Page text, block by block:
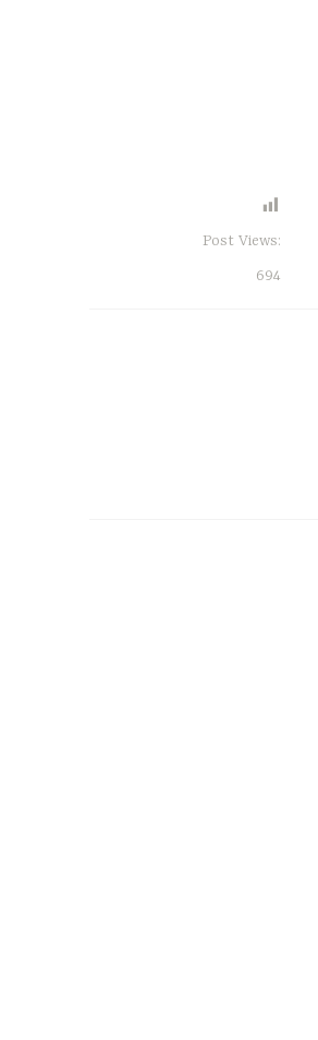
Post Views:
694